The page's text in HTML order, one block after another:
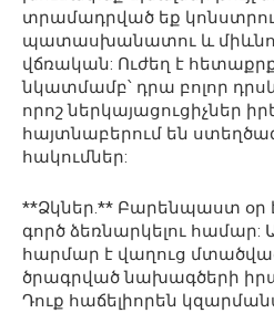
տրամադրված եք
պատասխանատու և
վճռական: Ուժեղ է
նկատմամբ՝ դրա բոլոր
որոշ ներկայացուցիչներ
հայտնաբերում են
հակումներ:
**Ձկներ.** Բարենպաստ օր
գործ ձեռնարկելու
հարմար է վաղուց
ծրագրված նախագծերի
Դուք հաճելիորեն